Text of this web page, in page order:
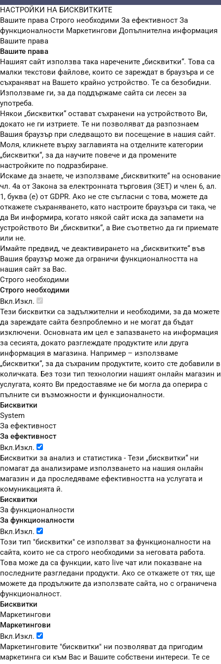
НАСТРОЙКИ НА БИСКВИТКИТЕ
Вашите права Строго необходими За ефективност За
функционалности Маркетингови Допълнителна информация
Вашите права
Вашите права
Нашият сайт използва така наречените „бисквитки“. Това са
малки текстови файлове, които се зареждат в браузъра и се
съхраняват на Вашето крайно устройство. Те са безобидни.
Използваме ги, за да поддържаме сайта си лесен за
употреба.
Някои „бисквитки“ остават съхранени на устройството Ви,
докато не ги изтриете. Те ни позволяват да разпознаем
Вашия браузър при следващото ви посещение в нашия сайт.
Моля, кликнете върху заглавията на отделните категории
„бисквитки“, за да научите повече и да промените
настройките по подразбиране.
Искаме да знаете, че използваме „бисквитките“ на основание
чл. 4а от Закона за електронната търговия (ЗЕТ) и член 6, ал.
1, буква (е) от GDPR. Ако не сте съгласни с това, можете да
откажете съхраняването, като настроите браузъра си така, че
да Ви информира, когато някой сайт иска да запамети на
устройството Ви „бисквитки“, а Вие съответно да ги приемате
или не.
Имайте предвид, че деактивирането на „бисквитките“ във
Вашия браузър може да ограничи функционалността на
нашия сайт за Вас.
Строго необходими
Строго необходими
Вкл.Изкл.
Тези бисквитки са задължителни и необходими, за да можете
да зареждате сайта безпроблемно и не могат да бъдат
изключени. Основната им цел е запазването на информация
за сесията, докато разглеждате продуктите или друга
информация в магазина. Например – използваме
„бисквитки“, за да съхраним продуктите, които сте добавили в
количката. Без този тип технологии нашият онлайн магазин и
услугата, която Ви предоставяме не би могла да оперира с
пълните си възможности и функционалности.
Бисквитки
System
За ефективност
За ефективност
Вкл.Изкл.
Бисквитки за анализ и статистика - Тези „бисквитки“ ни
помагат да анализираме използването на нашия онлайн
магазин и да проследяваме ефективността на услугата и
комуникацията й.
Бисквитки
За функционалности
За функционалности
Вкл.Изкл.
Този тип "бисквитки" се използват за функционалности на
сайта, които не са строго необходими за неговата работа.
Това може да са функции, като live чат или показване на
последните разгледани продукти. Ако се откажете от тях, ще
можете да продължите да използвате сайта, но с ограничена
функционалност.
Бисквитки
Маркетингови
Маркетингови
Вкл.Изкл.
Маркетинговите "бисквитки" ни позволяват да пригодим
маркетинга си към Вас и Вашите собствени интереси. Те се